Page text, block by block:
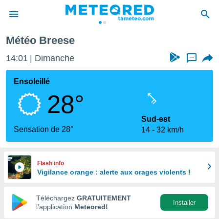
de
Météo Breese
14:01 Dimanche ...
Ensoleillé
28°
Sensation de 28°
Sud-est
14
32 km/h
Flash info
Vigilance orange : alerte aux orages violents !
Téléchargez GRATUITEMENT
l’application Meteored!
Installer